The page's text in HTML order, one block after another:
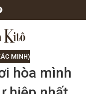
MINH)
hòa mình